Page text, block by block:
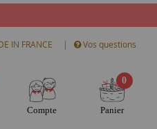
IN FRANCE | Vos questions
Compte
0
Panier